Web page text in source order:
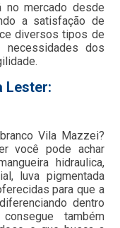
mercado desde
a satisfação de
diversos tipos de
necessidades dos
Lester:
Vila Mazzei?
você pode achar
hidraulica,
luva pigmentada
para que a
dentro
também